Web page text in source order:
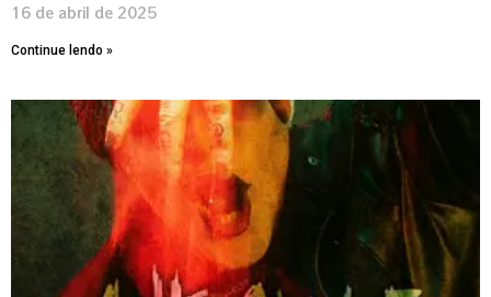
16 de abril de 2025
Continue lendo »